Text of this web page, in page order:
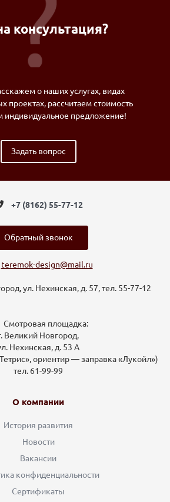
консультация?
о наших услугах, видах
проектах, рассчитаем стоимость
индивидуальное предложение!
Задать вопрос
+7 (8162) 55-77-12
Обратный звонок
teremok-design@mail.ru
ул. Нехинская, д. 57, тел. 55-77-12
Смотровая площадка:
Великий Новгород,
Нехинская, д. 53 А
ориентир — заправка «Лукойл»)
тел. 61-99-99
О компании
История развития
Новости
Вакансии
конфиденциальности
Сертификаты